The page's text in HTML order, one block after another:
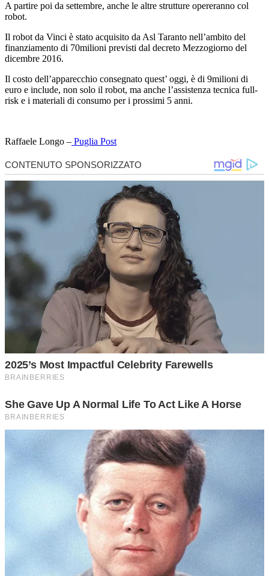
A partire poi da settembre, anche le altre strutture opereranno col
robot.
Il robot da Vinci è stato acquisito da Asl Taranto nell’ambito del
finanziamento di 70milioni previsti dal decreto Mezzogiorno del
dicembre 2016.
Il costo dell’apparecchio consegnato quest’ oggi, è di 9milioni di
euro e include, non solo il robot, ma anche l’assistenza tecnica full-
risk e i materiali di consumo per i prossimi 5 anni.
Raffaele Longo – Puglia Post